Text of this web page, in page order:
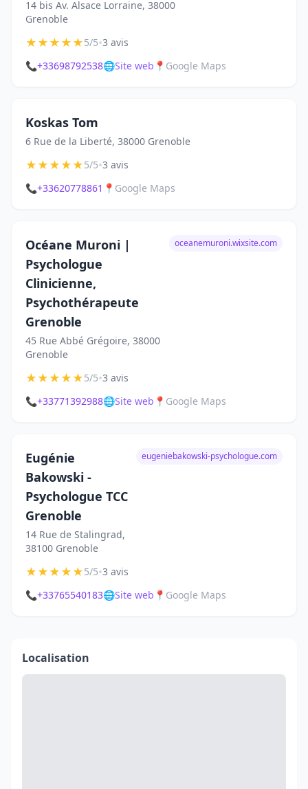
14 bis Av. Alsace Lorraine, 38000
Grenoble
★★★★★5/5•3 avis
📞+33698792538🌐Site web 📍 Google Maps
Koskas Tom
6 Rue de la Liberté, 38000 Grenoble
★★★★★5/5•3 avis
📞+33620778861 📍 Google Maps
Océane Muroni |
Psychologue
Clinicienne,
Psychothérapeute
Grenoble
45 Rue Abbé Grégoire, 38000
Grenoble
oceanemuroni.wixsite.com
★★★★★5/5•3 avis
📞+33771392988🌐Site web 📍 Google Maps
Eugénie
Bakowski -
Psychologue TCC
Grenoble
14 Rue de Stalingrad,
38100 Grenoble
eugeniebakowski-psychologue.com
★★★★★5/5•3 avis
📞+33765540183🌐Site web 📍 Google Maps
Localisation